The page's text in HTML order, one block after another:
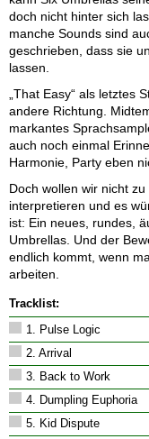
doch nicht hinter sich
manche Sounds sind
geschrieben, dass sie
lassen.
„That Easy“ als letztes
andere Richtung.
markantes
auch noch einmal
Harmonie, Party eben
Doch wollen wir nicht
interpretieren und es
ist: Ein neues, rundes,
Umbrellas. Und der
endlich kommt, wenn
arbeiten.
Tracklist:
1. Pulse Logic
2. Arrival
3. Back to Work
4. Dumpling Euphoria
5. Kid Dispute